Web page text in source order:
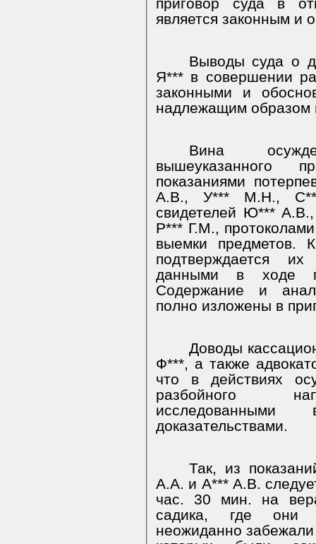
приговор суда в
является законным и
Выводы суда о
Я*** в совершении
законными и
надлежащим образом
Вина
вышеуказанного
показаниями
А.В., У*** М.Н.,
свидетелей Ю***
Р*** Г.М.,
выемки предметов.
подтверждается их
данными в ходе
Содержание и
полно изложены в
Доводы
Ф***, а также
что в действиях
разбойного
доказательствами.
Так, из
А.А. и А*** А.В.
час. 30 мин. на
садика, где они
неожиданно